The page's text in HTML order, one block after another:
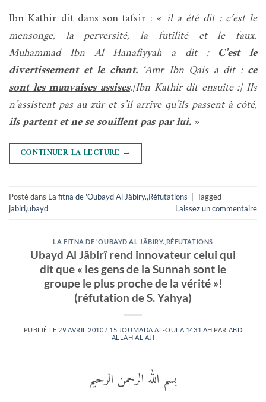
Ibn Kathir dit dans son tafsir : « il a été dit : c’est le
mensonge, la perversité, la futilité et le faux.
Muhammad Ibn Al Hanafiyyah a dit :C’est le
divertissement et le chant.‘Amr Ibn Qais a dit : ce
sont les mauvaises assises.[Ibn Kathir dit ensuite :] Ils
n’assistent pas au zûr et s’il arrive qu’ils passent à côté,
ils partent et ne se souillent pas par lui.»
CONTINUER LA LECTURE →
Posté dans La fitna de 'Oubayd Al Jâbiry.,Réfutations
Tagged
jabiri,ubayd Laissez un commentaire
LA FITNA DE 'OUBAYD AL JÂBIRY. RÉFUTATIONS
Ubayd Al Jâbirî rend innovateur celui qui
dit que « les gens de la Sunnah sont le
groupe le plus proche de la vérité »!
(réfutation de S. Yahya)
PUBLIÉ LE 29 AVRIL 2010 / 15 JOUMADA AL-OULA 1431 AH PAR ABD
ALLAH AL AJI
بسم الله الرحمن الرحيم